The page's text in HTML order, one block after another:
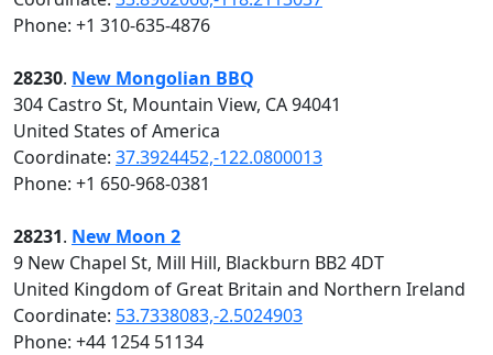
Phone: +1 310-635-4876
28230. New Mongolian BBQ
304 Castro St, Mountain View, CA 94041
United States of America
Coordinate: 37.3924452,-122.0800013
Phone: +1 650-968-0381
28231. New Moon 2
9 New Chapel St, Mill Hill, Blackburn BB2 4DT
United Kingdom of Great Britain and Northern Ireland
Coordinate: 53.7338083,-2.5024903
Phone: +44 1254 51134